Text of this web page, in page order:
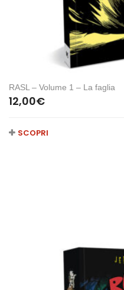
RASL – Volume 1 – La faglia
12,00€
SCOPRI